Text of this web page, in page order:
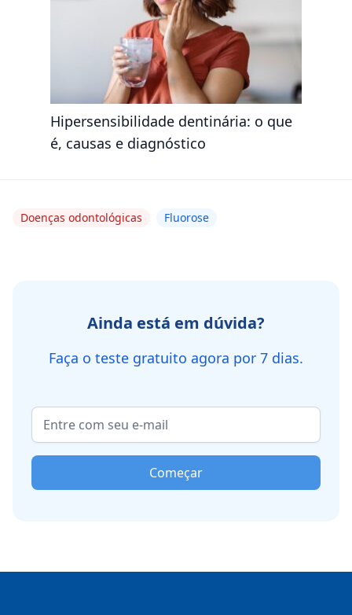
Hipersensibilidade dentinária: o que
é, causas e diagnóstico
Doenças odontológicas Fluorose
Ainda está em dúvida?
Faça o teste gratuito agora por 7 dias.
Começar